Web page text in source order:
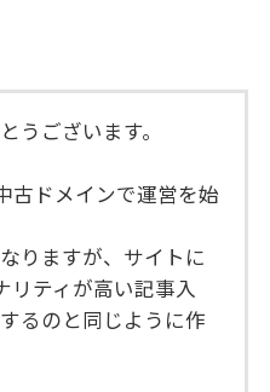
うございます。
古ドメインで運営を始
りますが、サイトに
リティが高い記事入
るのと同じように作